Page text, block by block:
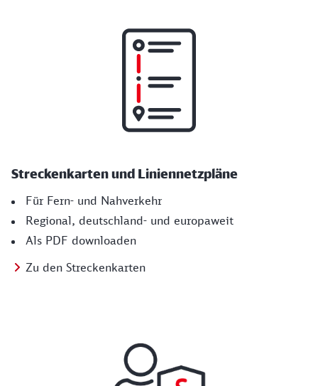
Streckenkarten und Liniennetzpläne
Für Fern- und Nahverkehr
Regional, deutschland- und europaweit
Als PDF downloaden
Zu den Streckenkarten